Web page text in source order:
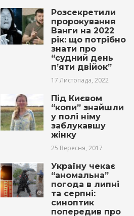
Розсекретили
пророкування
Ванги на 2022
рік: що потрібно
знати про
“судний день
п’яти двійок”
17 Листопада, 2022
Під Києвом
“копи” знайшли
у полі німу
заблукавшу
жінку
25 Вересня, 2017
Україну чекає
“аномальна”
погода в липні
та серпні:
синоптик
попередив про